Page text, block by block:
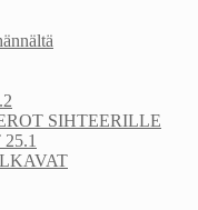
SIHTEERILLE